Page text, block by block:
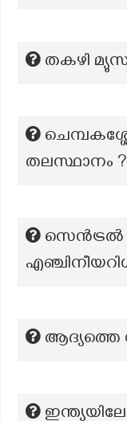
തകഴി
തലസ്ഥാനം ?
സെൻട്രൽ
എഞ്ചിനീയറിഗ്
ആദ്യത്തെ